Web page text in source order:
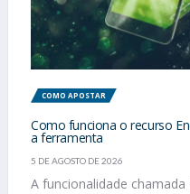
COMO APOSTAR
Como funciona o recurso
a ferramenta
5 DE AGOSTO DE 2026
A funcionalidade